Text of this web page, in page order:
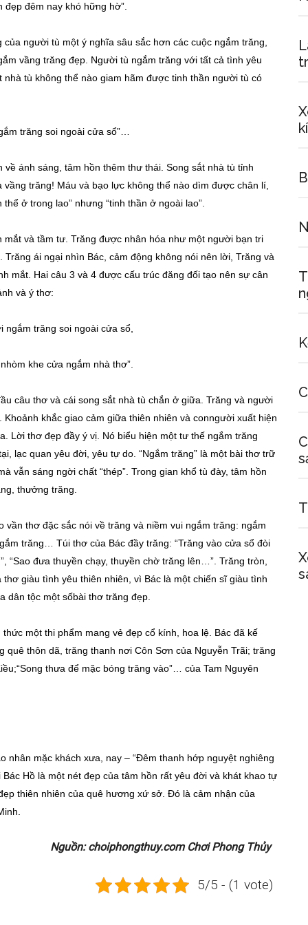
đẹp đêm nay khó hững hờ”.
người tù một ý nghĩa sâu sắc hơn các cuộc ngắm trăng,
vầng trăng đẹp. Người tù ngắm trăng với tất cả tình yêu
tù không thể nào giam hãm được tinh thần người tù có
trăng soi ngoài cửa sổ”…
ánh sáng, tâm hồn thêm thư thái. Song sắt nhà tù tỉnh
trăng! Máu và bạo lực không thể nào dìm được chân lí,
ở trong lao” nhưng “tinh thần ở ngoài lao”.
và tầm tư. Trăng được nhân hóa như một người bạn tri
ái ngại nhìn Bác, cảm động không nói nên lời, Trăng và
mắt. Hai câu 3 và 4 được cấu trúc đăng đối tạo nên sự cân
và ý thơ:
ngắm trăng soi ngoài cửa sổ,
khe cửa ngắm nhà thơ”.
câu thơ và cái song sắt nhà tù chắn ở giữa. Trăng và người
khắc giao cảm giữa thiên nhiên và conngười xuất hiện
Lời thơ đẹp đầy ý vị. Nó biểu hiện một tư thế ngắm trăng
lạc quan yêu đời, yêu tự do. “Ngắm trăng” là một bài thơ trữ
vẫn sáng ngời chất “thép”. Trong gian khổ tù đày, tâm hồn
thưởng trăng.
thơ đặc sắc nói về trăng và niềm vui ngắm trăng: ngắm
trăng… Túi thơ của Bác đầy trăng: “Trăng vào cửa sổ đòi
đưa thuyền chạy, thuyền chờ trăng lên…”. Trăng tròn,
giàu tình yêu thiên nhiên, vì Bác là một chiến sĩ giàu tình
dân tộc một sốbài thơ trăng đẹp.
một thi phẩm mang vẻ đẹp cổ kính, hoa lệ. Bác đã kế
thôn dã, trăng thanh nơi Côn Sơn của Nguyễn Trãi; trăng
thưa để mặc bóng trăng vào”… của Tam Nguyên
nhân mặc khách xưa, nay – “Đêm thanh hớp nguyệt nghiêng
Hồ là một nét đẹp của tâm hồn rất yêu đời và khát khao tự
thiên nhiên của quê hương xứ sở. Đó là cảm nhận của
Nguồn: choiphongthuy.com Chơi Phong Thủy
5/5 - (1 vote)